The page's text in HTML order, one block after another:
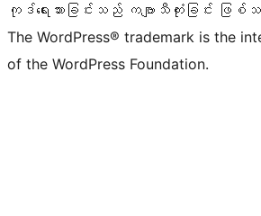
ကုဒ်ရေးသားခြင်းသည် ကဗျာသီကုံးခြင်း ဖြ
The WordPress® trademark is the
of the WordPress Foundation.